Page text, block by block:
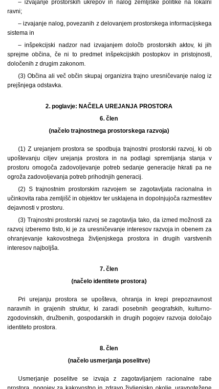
– izvajanje prostorskih ukrepov in nalog zemljiške politike na lokalni
ravni;
– izvajanje nalog, povezanih z delovanjem prostorskega informacijskega
sistema in
– inšpekcijski nadzor nad izvajanjem določb prostorskih aktov, ki jih
sprejme občina, če ni to predmet inšpekcijskih postopkov in pristojnosti,
določenih z drugim zakonom.
(3) Občina ali več občin skupaj organizira trajno uresničevanje nalog iz
prejšnjega odstavka.
2. poglavje: NAČELA UREJANJA PROSTORA
6. člen
(načelo trajnostnega prostorskega razvoja)
(1) Z urejanjem prostora se spodbuja trajnostni prostorski razvoj, ki ob
upoštevanju ciljev urejanja prostora in na podlagi spremljanja stanja v
prostoru omogoča zadovoljevanje potreb sedanje generacije hkrati pa ne
ogroža zadovoljevanja potreb prihodnjih generacij.
(2) S trajnostnim prostorskim razvojem se zagotavljata racionalna in
učinkovita raba zemljišč in objektov ter usklajena in dopolnjujoča razmestitev
dejavnosti v prostoru.
(3) Trajnostni prostorski razvoj se zagotavlja tako, da izmed možnosti za
razvoj izberemo tisto, ki je za uresničevanje interesov razvoja in obenem za
ohranjevanje kakovostnega življenjskega prostora in drugih varstvenih
interesov najboljša.
7. člen
(načelo identitete prostora)
Pri urejanju prostora se upošteva, ohranja in krepi prepoznavnost
naravnih in grajenih struktur, ki zaradi posebnih geografskih, kulturno-
zgodovinskih, družbenih, gospodarskih in drugih pogojev razvoja določajo
identiteto prostora.
8. člen
(načelo usmerjanja poselitve)
Usmerjanje poselitve se izvaja z zagotavljanjem racionalne rabe